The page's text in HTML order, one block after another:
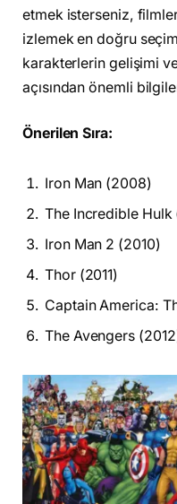
etmek isterseniz,
izlemek en doğru
karakterlerin gelişimi
açısından önemli
Önerilen Sıra:
Iron Man (2008)
The Incredible Hulk
Iron Man 2 (2010)
Thor (2011)
Captain America:
The Avengers